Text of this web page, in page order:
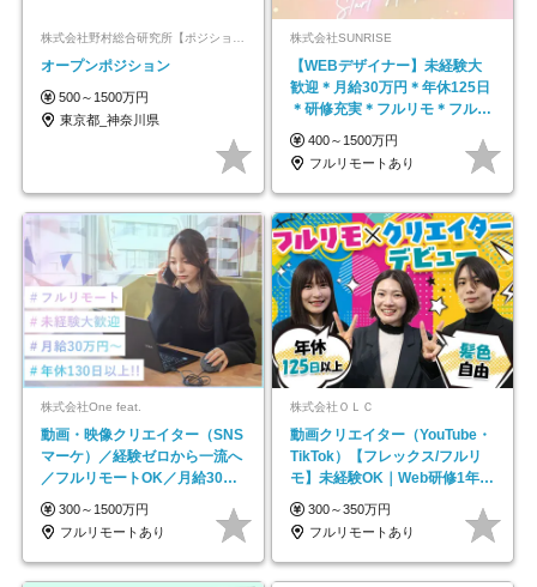
オープンポジション
500～1500万円
東京都_神奈川県
株式会社SUNRISE
【WEBデザイナー】未経験大
歓迎＊月給30万円＊年休125日
＊研修充実＊フルリモ＊フルフ
レックス＊
400～1500万円
フルリモートあり
株式会社One feat.
動画・映像クリエイター（SNS
マーケ）／経験ゼロから一流へ
／フルリモートOK／月給30万
円～／年休130日以上
300～1500万円
フルリモートあり
株式会社ＯＬＣ
動画クリエイター（YouTube・
TikTok）【フレックス/フルリ
モ】未経験OK｜Web研修1年間
｜副業OK
300～350万円
フルリモートあり